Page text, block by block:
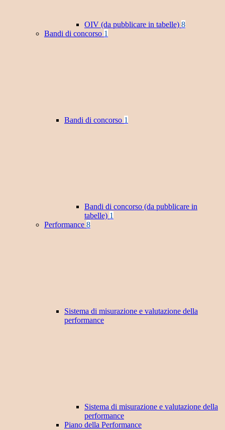
OIV (da pubblicare in tabelle) 8
Bandi di concorso 1
Bandi di concorso 1
Bandi di concorso (da pubblicare in
tabelle) 1
Performance 8
Sistema di misurazione e valutazione della
performance
Sistema di misurazione e valutazione della
performance
Piano della Performance